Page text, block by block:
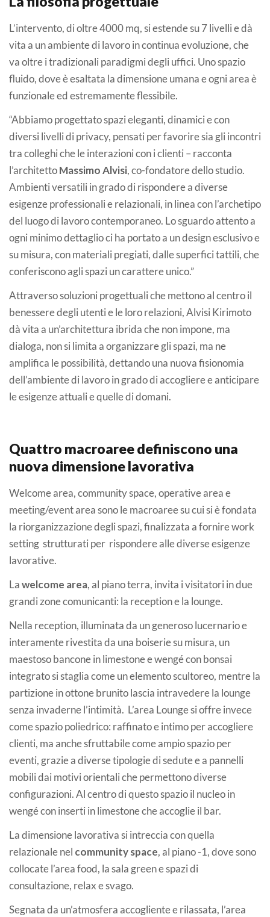
L’intervento, di oltre 4000 mq, si estende su 7 livelli e dà
vita a un ambiente di lavoro in continua evoluzione, che
va oltre i tradizionali paradigmi degli uffici. Uno spazio
fluido, dove è esaltata la dimensione umana e ogni area è
funzionale ed estremamente flessibile.
“Abbiamo progettato spazi eleganti, dinamici e con
diversi livelli di privacy, pensati per favorire sia gli incontri
tra colleghi che le interazioni con i clienti – racconta
l’architettoMassimo Alvisi, co-fondatore dello studio.
Ambienti versatili in grado di rispondere a diverse
esigenze professionali e relazionali, in linea con l’archetipo
del luogo di lavoro contemporaneo. Lo sguardo attento a
ogni minimo dettaglio ci ha portato a un design esclusivo e
su misura, con materiali pregiati, dalle superfici tattili, che
conferiscono agli spazi un carattere unico.”
Attraverso soluzioni progettuali che mettono al centro il
benessere degli utenti e le loro relazioni, Alvisi Kirimoto
dà vita a un’architettura ibrida che non impone, ma
dialoga, non si limita a organizzare gli spazi, ma ne
amplifica le possibilità, dettando una nuova fisionomia
dell’ambiente di lavoro in grado di accogliere e anticipare
le esigenze attuali e quelle di domani.
Quattro macroaree definiscono una
nuova dimensione lavorativa
Welcome area, community space, operative area e
meeting/event area sono le macroaree su cui si è fondata
la riorganizzazione degli spazi, finalizzata a fornire work
setting strutturati per rispondere alle diverse esigenze
lavorative.
Lawelcome area, al piano terra, invita i visitatori in due
grandi zone comunicanti: la reception e la lounge.
Nella reception, illuminata da un generoso lucernario e
interamente rivestita da una boiserie su misura, un
maestoso bancone in limestone e wengé con bonsai
integrato si staglia come un elemento scultoreo, mentre la
partizione in ottone brunito lascia intravedere la lounge
senza invaderne l’intimità. L’area Lounge si offre invece
come spazio poliedrico: raffinato e intimo per accogliere
clienti, ma anche sfruttabile come ampio spazio per
eventi, grazie a diverse tipologie di sedute e a pannelli
mobili dai motivi orientali che permettono diverse
configurazioni. Al centro di questo spazio il nucleo in
wengé con inserti in limestone che accoglie il bar.
La dimensione lavorativa si intreccia con quella
relazionale nel community space, al piano -1, dove sono
collocate l’area food, la sala green e spazi di
consultazione, relax e svago.
Segnata da un’atmosfera accogliente e rilassata, l’area